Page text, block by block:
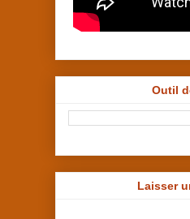
Outil
Laisser